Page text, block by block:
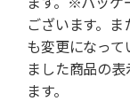
ございます。
も変更になって
ました商品の
ます。